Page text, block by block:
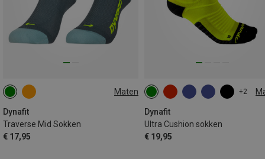
Maten
Dynafit
Traverse Mid Sokken
€ 17,95
35|36|37|38
+2
Dynafit
Ultra Cushion sokken
€ 19,95
35|36|37|38
39|40|41|42
43|44|45|46